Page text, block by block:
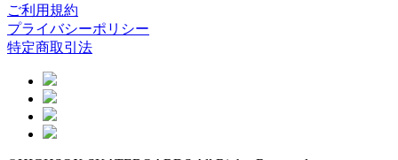
ご利用規約
プライバシーポリシー
特定商取引法